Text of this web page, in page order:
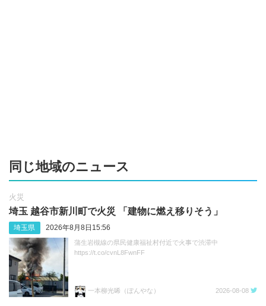
同じ地域のニュース
火災
埼玉 越谷市新川町で火災 「建物に燃え移りそう」
埼玉県 2026年8月8日15:56
蒲生岩槻線の県民健康福祉村付近で火事で渋滞中
https://t.co/cvnL8FwnFF
一本柳光唏（ぽんやな） 2026-08-08